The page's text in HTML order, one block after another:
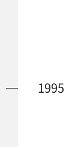
1995